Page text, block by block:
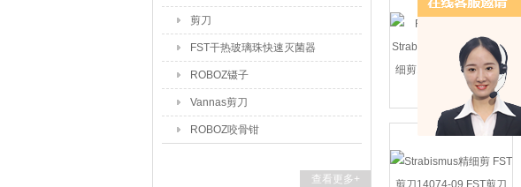
剪刀
FST干热玻璃珠快速灭菌器
ROBOZ镊子
Vannas剪刀
ROBOZ咬骨钳
查看更多+